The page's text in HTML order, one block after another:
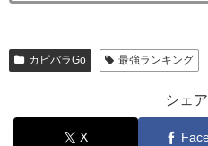
カピバラGo 最強ランキング
シェ
X